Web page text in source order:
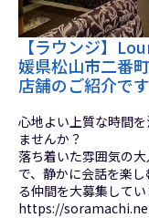
【ラウンジ】
媛県松山市二番
店舗のご紹介で
心地よい上質な時間
ませんか？
落ち着いた雰囲気の
で、静かに会話を楽
る仲間を大募集して
https://